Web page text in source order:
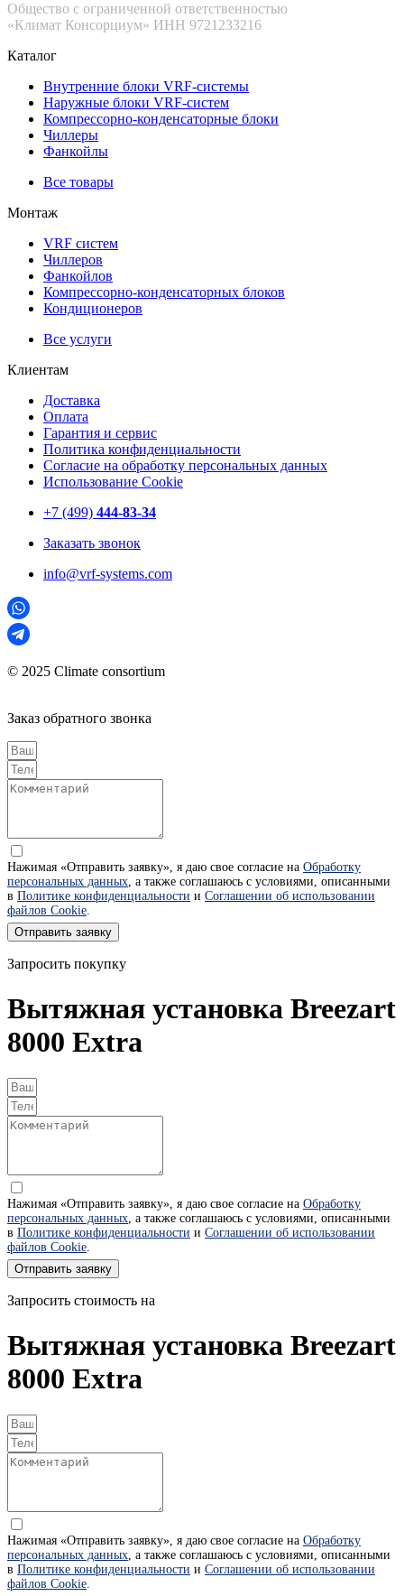
Общество с ограниченной ответственностью
«Климат Консорциум» ИНН 9721233216
Каталог
Внутренние блоки VRF-cистемы
Наружные блоки VRF-cистем
Компрессорно-конденсаторные блоки
Чиллеры
Фанкойлы
Все товары
Монтаж
VRF систем
Чиллеров
Фанкойлов
Компрессорно-конденсаторных блоков
Кондиционеров
Все услуги
Клиентам
Доставка
Оплата
Гарантия и сервис
Политика конфиденциальности
Согласие на обработку персональных данных
Использование Cookie
+7 (499) 444-83-34
Заказать звонок
info@vrf-systems.com
© 2025 Climate consortium
Заказ обратного звонка
Нажимая «Отправить заявку», я даю свое согласие на Обработку
персональных данных, а также соглашаюсь с условиями, описанными
в Политике конфиденциальности и Соглашении об использовании
файлов Cookie.
Отправить заявку
Запросить покупку
Вытяжная установка Breezart
8000 Extra
Нажимая «Отправить заявку», я даю свое согласие на Обработку
персональных данных, а также соглашаюсь с условиями, описанными
в Политике конфиденциальности и Соглашении об использовании
файлов Cookie.
Отправить заявку
Запросить стоимость на
Вытяжная установка Breezart
8000 Extra
Нажимая «Отправить заявку», я даю свое согласие на Обработку
персональных данных , а также соглашаюсь с условиями, описанными
в Политике конфиденциальности и Соглашении об использовании
файлов Cookie